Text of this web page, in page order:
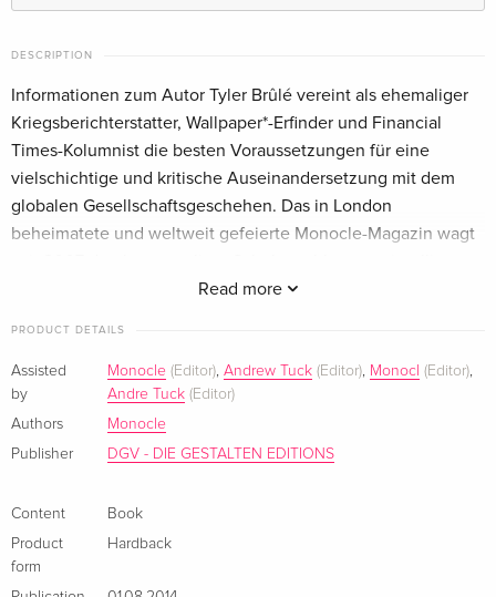
DESCRIPTION
Read more
Informationen zum Autor Tyler Brûlé vereint als ehemaliger
Kriegsberichterstatter, Wallpaper*-Erfinder und Financial
Times-Kolumnist die besten Voraussetzungen für eine
vielschichtige und kritische Auseinandersetzung mit dem
globalen Gesellschaftsgeschehen. Das in London
beheimatete und weltweit gefeierte Monocle-Magazin wagt
Popkultur, Politik und Postmaterialismus und setzt damit den
Kann jemand die Welt anhalten und uns zeigen, wie man
heute erfolgreich arbeitet? Monocle kann. Seit 2007 ermutigt
das Monocle-Magazin seine Leser, an eigene Ideen zu
glauben und beruflich andere Wege zu gehen. The Monocle
kleinen Büros und kreativen Brutstätten für ihre Idee
einstehen. Was sie antreibt, sind Spaß an der Arbeit, kreative
Herausforderungen, Selbstverwirklichung und
PRODUCT DETAILS
Assisted
by
Monocle (Editor), Andrew Tuck (Editor), Monocl (Editor),
Andre Tuck (Editor)
Authors
Monocle
Publisher
DGV - DIE GESTALTEN EDITIONS
Content
Book
Product
form
Hardback